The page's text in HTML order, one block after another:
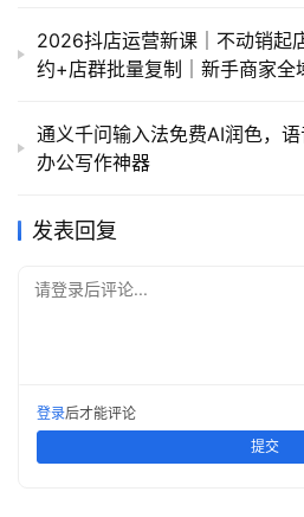
2026抖店运营新课｜不动销起
约+店群批量复制｜新手商家全
通义千问输入法免费AI润色，
办公写作神器
发表回复
请登录后评论...
登录后才能评论
提交